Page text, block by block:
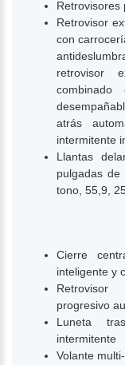
Retrovisores
Retrovisor
con
retrovisor
atrás
intermitente
Llantas
pulgadas
tono, 55,9,
Cierre
inteligente y
Retrovisor
progresivo
Luneta
intermitente
Volante